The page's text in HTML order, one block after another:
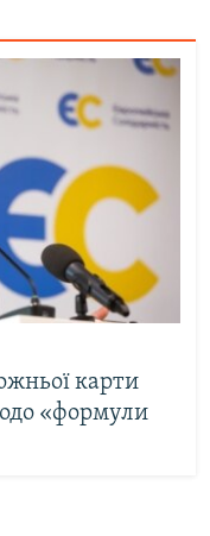
карти
«формули